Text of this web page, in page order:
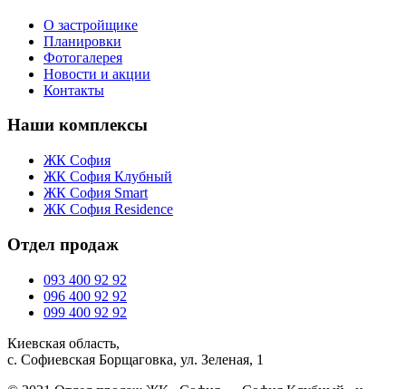
О застройщике
Планировки
Фотогалерея
Новости и акции
Контакты
Наши комплексы
ЖК София
ЖК София Клубный
ЖК София Smart
ЖК София Residence
Отдел продаж
093 400 92 92
096 400 92 92
099 400 92 92
Киевская область,
с. Софиевская Борщаговка, ул. Зеленая, 1